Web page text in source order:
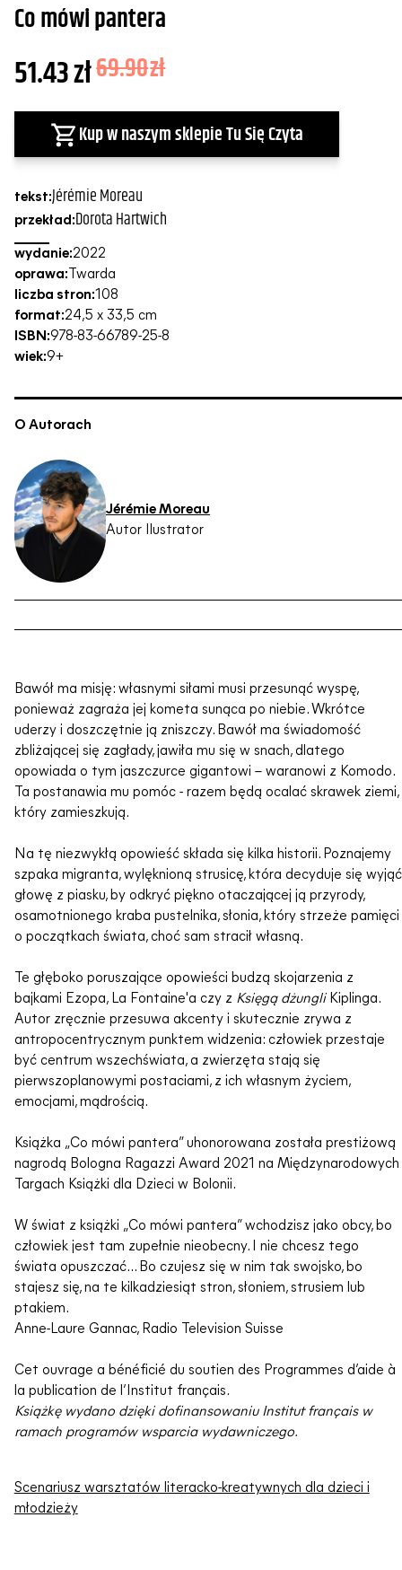
Co mówi pantera
51.43zł69.90zł
Kup w naszym sklepie Tu Się Czyta
tekst:Jérémie Moreau
przekład:Dorota Hartwich
wydanie:2022
oprawa: Twarda
liczba stron:108
format:24,5 x 33,5 cm
ISBN:978-83-66789-25-8
wiek:9+
O Autorach
Jérémie Moreau
Autor Ilustrator
Bawół ma misję: własnymi siłami musi przesunąć wyspę,
ponieważ zagraża jej kometa sunąca po niebie. Wkrótce
uderzy i doszczętnie ją zniszczy. Bawół ma świadomość
zbliżającej się zagłady, jawiła mu się w snach, dlatego
opowiada o tym jaszczurce gigantowi – waranowi z Komodo.
Ta postanawia mu pomóc - razem będą ocalać skrawek ziemi,
który zamieszkują.
Na tę niezwykłą opowieść składa się kilka historii. Poznajemy
szpaka migranta, wylęknioną strusicę, która decyduje się wyjąć
głowę z piasku, by odkryć piękno otaczającej ją przyrody,
osamotnionego kraba pustelnika, słonia, który strzeże pamięci
o początkach świata, choć sam stracił własną.
Te głęboko poruszające opowieści budzą skojarzenia z
bajkami Ezopa, La Fontaine'a czy z Księgą dżungliKiplinga.
Autor zręcznie przesuwa akcenty i skutecznie zrywa z
antropocentrycznym punktem widzenia: człowiek przestaje
być centrum wszechświata, a zwierzęta stają się
pierwszoplanowymi postaciami, z ich własnym życiem,
emocjami, mądrością.
Książka „Co mówi pantera” uhonorowana została prestiżową
nagrodą Bologna Ragazzi Award 2021 na Międzynarodowych
Targach Książki dla Dzieci w Bolonii.
W świat z książki „Co mówi pantera” wchodzisz jako obcy, bo
człowiek jest tam zupełnie nieobecny. I nie chcesz tego
świata opuszczać… Bo czujesz się w nim tak swojsko, bo
stajesz się, na te kilkadziesiąt stron, słoniem, strusiem lub
ptakiem.
Anne-Laure Gannac, Radio Television Suisse
Cet ouvrage a bénéficié du soutien des Programmes d’aide à
la publication de l’Institut français.
Książkę wydano dzięki dofinansowaniu Institut français w
ramach programów wsparcia wydawniczego.
Scenariusz warsztatów literacko-kreatywnych dla dzieci i
młodzieży